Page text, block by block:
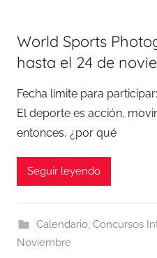
World Sports
hasta el 24 de
Fecha límite para
El deporte es acción,
entonces, ¿por qué
Seguir leyendo
Calendario, Concursos
Noviembre